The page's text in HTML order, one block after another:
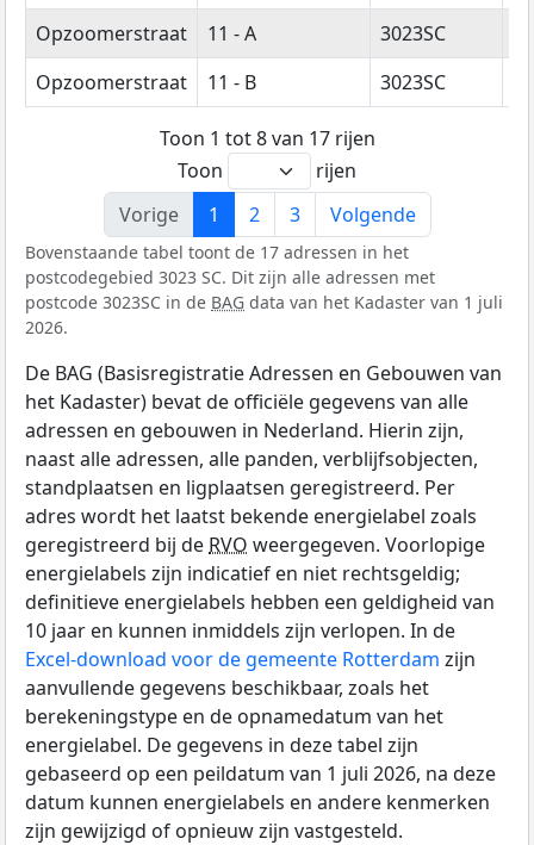
Opzoomerstraat
11 - A 3023SC
Opzoomerstraat
11 - B 3023SC
Toon 1 tot 8 van 17 rijen
Toon
rijen
Vorige
1 2 3 Volgende
Bovenstaande tabel toont de 17 adressen in het
postcodegebied 3023 SC. Dit zijn alle adressen met
postcode 3023SC in de BAG data van het Kadaster van 1 juli
2026.
De BAG (Basisregistratie Adressen en Gebouwen van
het Kadaster) bevat de officiële gegevens van alle
adressen en gebouwen in Nederland. Hierin zijn,
naast alle adressen, alle panden, verblijfsobjecten,
standplaatsen en ligplaatsen geregistreerd. Per
adres wordt het laatst bekende energielabel zoals
geregistreerd bij de RVO weergegeven. Voorlopige
energielabels zijn indicatief en niet rechtsgeldig;
definitieve energielabels hebben een geldigheid van
10 jaar en kunnen inmiddels zijn verlopen. In de
Excel-download voor de gemeente Rotterdam zijn
aanvullende gegevens beschikbaar, zoals het
berekeningstype en de opnamedatum van het
energielabel. De gegevens in deze tabel zijn
gebaseerd op een peildatum van 1 juli 2026, na deze
datum kunnen energielabels en andere kenmerken
zijn gewijzigd of opnieuw zijn vastgesteld.